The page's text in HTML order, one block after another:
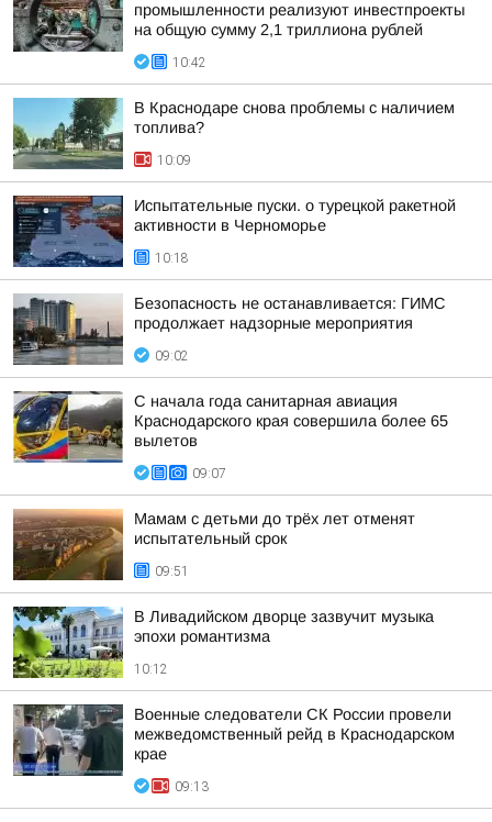
промышленности реализуют инвестпроекты
на общую сумму 2,1 триллиона рублей
10:42
В Краснодаре снова проблемы с наличием
топлива?
10:09
Испытательные пуски. о турецкой ракетной
активности в Черноморье
10:18
Безопасность не останавливается: ГИМС
продолжает надзорные мероприятия
09:02
С начала года санитарная авиация
Краснодарского края совершила более 65
вылетов
09:07
Мамам с детьми до трёх лет отменят
испытательный срок
09:51
В Ливадийском дворце зазвучит музыка
эпохи романтизма
10:12
Военные следователи СК России провели
межведомственный рейд в Краснодарском
крае
09:13